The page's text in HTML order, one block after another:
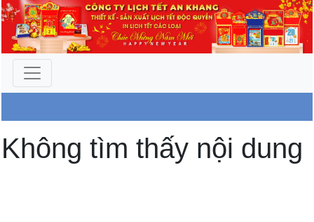
Công Ty An Khang
Không tìm thấy nội dung